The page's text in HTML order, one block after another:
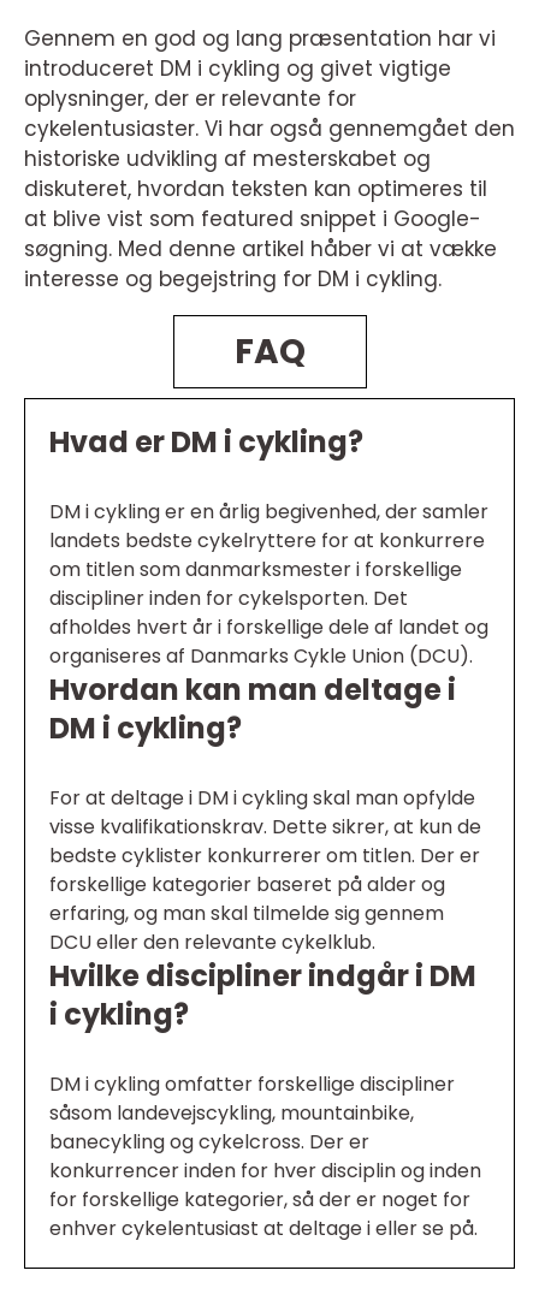
Gennem en god og lang præsentation har vi
introduceret DM i cykling og givet vigtige
oplysninger, der er relevante for
cykelentusiaster. Vi har også gennemgået den
historiske udvikling af mesterskabet og
diskuteret, hvordan teksten kan optimeres til
at blive vist som featured snippet i Google-
søgning. Med denne artikel håber vi at vække
interesse og begejstring for DM i cykling.
FAQ
Hvad er DM i cykling?
DM i cykling er en årlig begivenhed, der samler
landets bedste cykelryttere for at konkurrere
om titlen som danmarksmester i forskellige
discipliner inden for cykelsporten. Det
afholdes hvert år i forskellige dele af landet og
organiseres af Danmarks Cykle Union (DCU).
Hvordan kan man deltage i
DM i cykling?
For at deltage i DM i cykling skal man opfylde
visse kvalifikationskrav. Dette sikrer, at kun de
bedste cyklister konkurrerer om titlen. Der er
forskellige kategorier baseret på alder og
erfaring, og man skal tilmelde sig gennem
DCU eller den relevante cykelklub.
Hvilke discipliner indgår i DM
i cykling?
DM i cykling omfatter forskellige discipliner
såsom landevejscykling, mountainbike,
banecykling og cykelcross. Der er
konkurrencer inden for hver disciplin og inden
for forskellige kategorier, så der er noget for
enhver cykelentusiast at deltage i eller se på.